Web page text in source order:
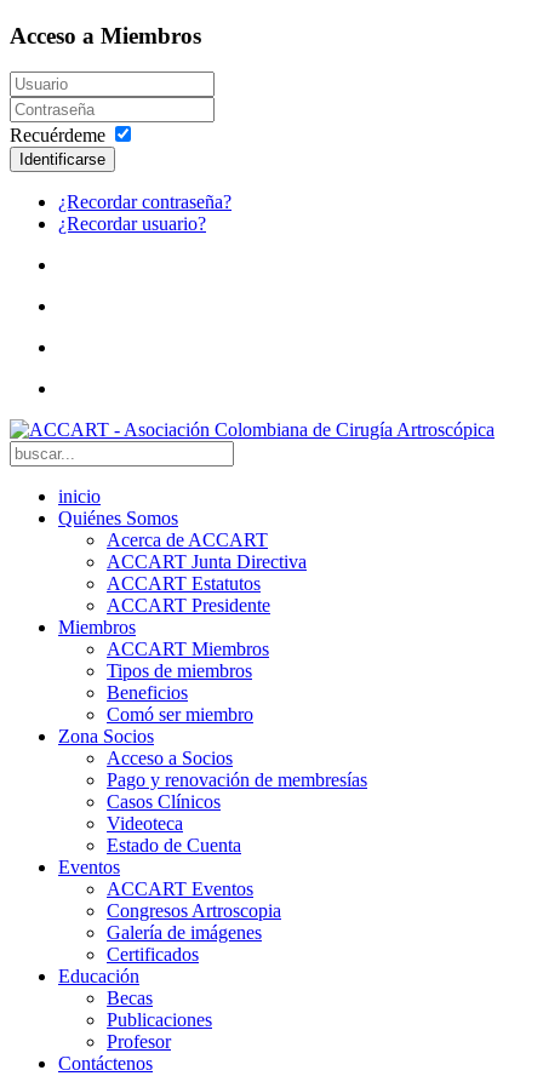
Acceso a Miembros
Recuérdeme
Identificarse
¿Recordar contraseña?
¿Recordar usuario?
inicio
Quiénes Somos
Acerca de ACCART
ACCART Junta Directiva
ACCART Estatutos
ACCART Presidente
Miembros
ACCART Miembros
Tipos de miembros
Beneficios
Comó ser miembro
Zona Socios
Acceso a Socios
Pago y renovación de membresías
Casos Clínicos
Videoteca
Estado de Cuenta
Eventos
ACCART Eventos
Congresos Artroscopia
Galería de imágenes
Certificados
Educación
Becas
Publicaciones
Profesor
Contáctenos